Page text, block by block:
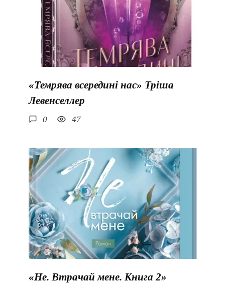
«Темрява всередині нас» Тріша
Левенселлер
0 47
«Не. Втрачай мене. Книга 2»